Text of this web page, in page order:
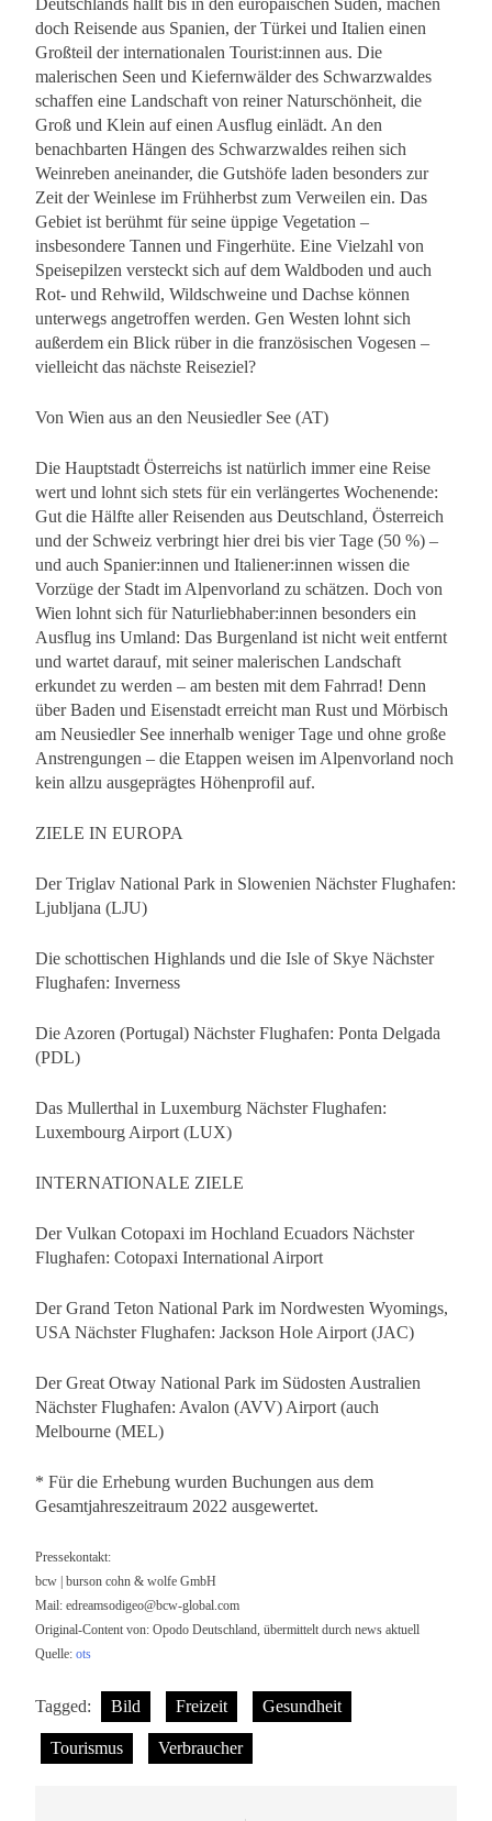
Deutschlands hallt bis in den europäischen Süden, machen
doch Reisende aus Spanien, der Türkei und Italien einen
Großteil der internationalen Tourist:innen aus. Die
malerischen Seen und Kiefernwälder des Schwarzwaldes
schaffen eine Landschaft von reiner Naturschönheit, die
Groß und Klein auf einen Ausflug einlädt. An den
benachbarten Hängen des Schwarzwaldes reihen sich
Weinreben aneinander, die Gutshöfe laden besonders zur
Zeit der Weinlese im Frühherbst zum Verweilen ein. Das
Gebiet ist berühmt für seine üppige Vegetation –
insbesondere Tannen und Fingerhüte. Eine Vielzahl von
Speisepilzen versteckt sich auf dem Waldboden und auch
Rot- und Rehwild, Wildschweine und Dachse können
unterwegs angetroffen werden. Gen Westen lohnt sich
außerdem ein Blick rüber in die französischen Vogesen –
vielleicht das nächste Reiseziel?
Von Wien aus an den Neusiedler See (AT)
Die Hauptstadt Österreichs ist natürlich immer eine Reise
wert und lohnt sich stets für ein verlängertes Wochenende:
Gut die Hälfte aller Reisenden aus Deutschland, Österreich
und der Schweiz verbringt hier drei bis vier Tage (50 %) –
und auch Spanier:innen und Italiener:innen wissen die
Vorzüge der Stadt im Alpenvorland zu schätzen. Doch von
Wien lohnt sich für Naturliebhaber:innen besonders ein
Ausflug ins Umland: Das Burgenland ist nicht weit entfernt
und wartet darauf, mit seiner malerischen Landschaft
erkundet zu werden – am besten mit dem Fahrrad! Denn
über Baden und Eisenstadt erreicht man Rust und Mörbisch
am Neusiedler See innerhalb weniger Tage und ohne große
Anstrengungen – die Etappen weisen im Alpenvorland noch
kein allzu ausgeprägtes Höhenprofil auf.
ZIELE IN EUROPA
Der Triglav National Park in Slowenien Nächster Flughafen:
Ljubljana (LJU)
Die schottischen Highlands und die Isle of Skye Nächster
Flughafen: Inverness
Die Azoren (Portugal) Nächster Flughafen: Ponta Delgada
(PDL)
Das Mullerthal in Luxemburg Nächster Flughafen:
Luxembourg Airport (LUX)
INTERNATIONALE ZIELE
Der Vulkan Cotopaxi im Hochland Ecuadors Nächster
Flughafen: Cotopaxi International Airport
Der Grand Teton National Park im Nordwesten Wyomings,
USA Nächster Flughafen: Jackson Hole Airport (JAC)
Der Great Otway National Park im Südosten Australien
Nächster Flughafen: Avalon (AVV) Airport (auch
Melbourne (MEL)
* Für die Erhebung wurden Buchungen aus dem
Gesamtjahreszeitraum 2022 ausgewertet.
Pressekontakt:
bcw | burson cohn & wolfe GmbH
Mail: edreamsodigeo@bcw-global.com
Original-Content von: Opodo Deutschland, übermittelt durch news aktuell
Quelle: ots
Tagged: Bild Freizeit Gesundheit
Tourismus Verbraucher